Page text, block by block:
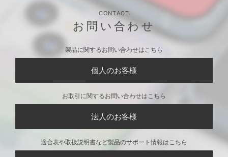
CONTACT
お問い合わせ
製品に関するお問い合わせはこちら
個人のお客様
お取引に関するお問い合わせはこちら
法人のお客様
適合表や取扱説明書など製品のサポート情報はこちら